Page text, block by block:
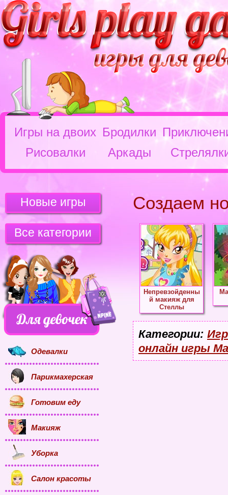
Игры на двоих Бродилки
Рисовалки
Аркады
Создаем
Непревзойденны
й макияж для
Стеллы
Категории:
онлайн игры
Новые игры
Все категории
Одевалки
Парикмахерская
Готовим еду
Макияж
Уборка
Салон красоты